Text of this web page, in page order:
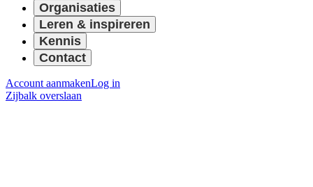
Organisaties
Leren & inspireren
Kennis
Contact
Account aanmakenLog in
Zijbalk overslaan